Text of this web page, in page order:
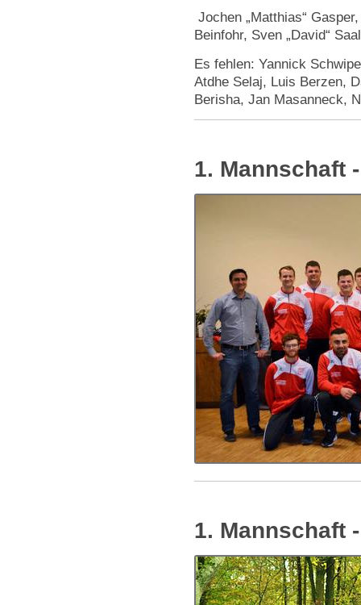
Jochen „Matthias“
Beinfohr, Sven „David“
Es fehlen: Yannick
Atdhe Selaj, Luis Berzen,
Berisha, Jan Masanneck,
1. Mannschaft
1. Mannschaft